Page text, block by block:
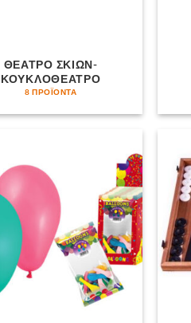
ΘΕΑΤΡΟ ΣΚΙΩΝ-
ΚΟΥΚΛΟΘΕΑΤΡΟ
8 ΠΡΟΪΌΝΤΑ